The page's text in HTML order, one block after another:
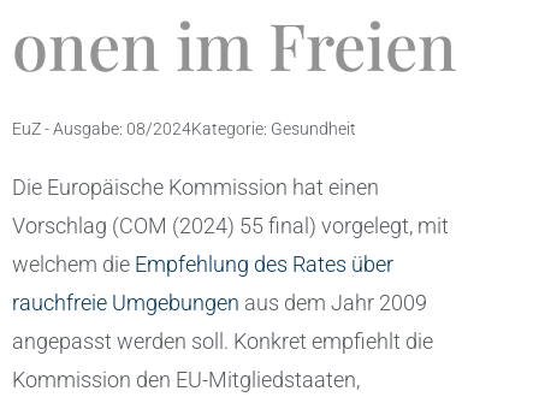
onen im Freien
EuZ - Ausgabe: 08/2024Kategorie: Gesundheit
Die Europäische Kommission hat einen
Vorschlag (COM (2024) 55 final) vorgelegt, mit
welchem die Empfehlung des Rates über
rauchfreie Umgebungen aus dem Jahr 2009
angepasst werden soll. Konkret empfiehlt die
Kommission den EU-Mitgliedstaaten,